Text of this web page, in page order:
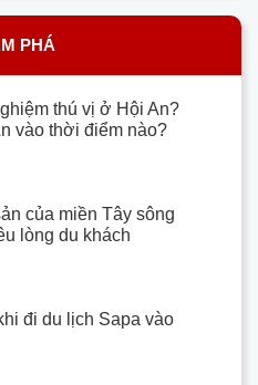
PHÁ
thú vị ở Hội An?
vào thời điểm nào?
của miền Tây sông
lòng du khách
đi du lịch Sapa vào